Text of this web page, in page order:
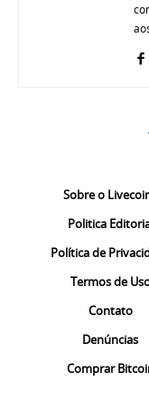
Sobre o
Politica
Política de
Termos de
Contato
Denúncias
Comprar